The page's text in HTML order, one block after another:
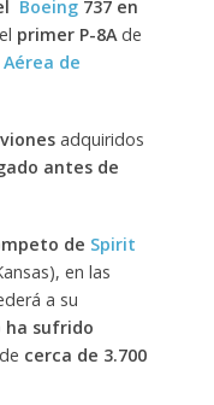
Boeing737 en
primer P-8Ade
de
adquiridos
antes de
de Spirit
en las
a su
ha sufrido
de cerca de 3.700